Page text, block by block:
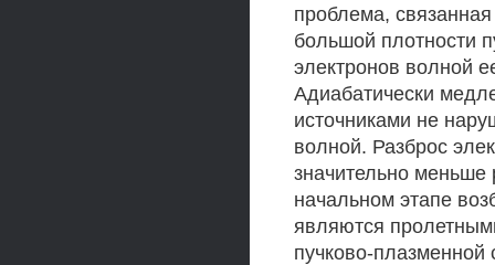
проблема,
большой плотности
электронов волной
Адиабатически
источниками не
волной. Разброс
значительно меньше
начальном этапе
являются
пучково-плазменной